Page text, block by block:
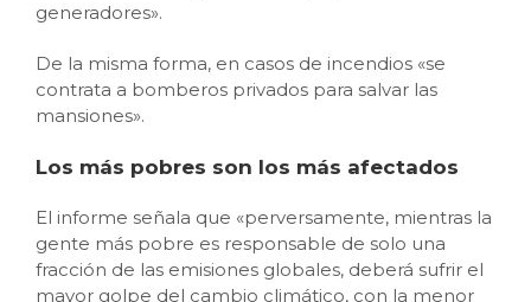
generadores».
De la misma forma, en casos de incendios «se
contrata a bomberos privados para salvar las
mansiones».
Los más pobres son los más afectados
El informe señala que «perversamente, mientras la
gente más pobre es responsable de solo una
fracción de las emisiones globales, deberá sufrir el
mayor golpe del cambio climático, con la menor